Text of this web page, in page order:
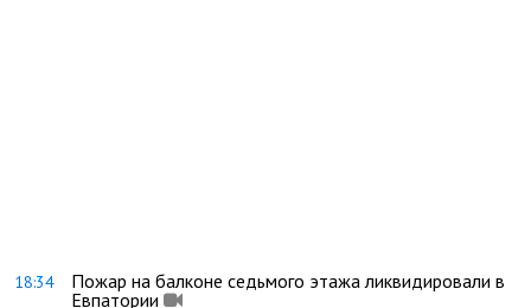
18:34
Пожар на балконе седьмого этажа ликвидировали в
Евпатории